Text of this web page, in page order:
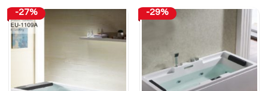
-27% -29%